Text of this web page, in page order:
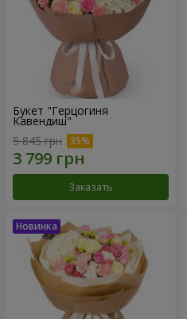
Букет "Герцогиня
Кавендиш"
5 845 грн
Заказать